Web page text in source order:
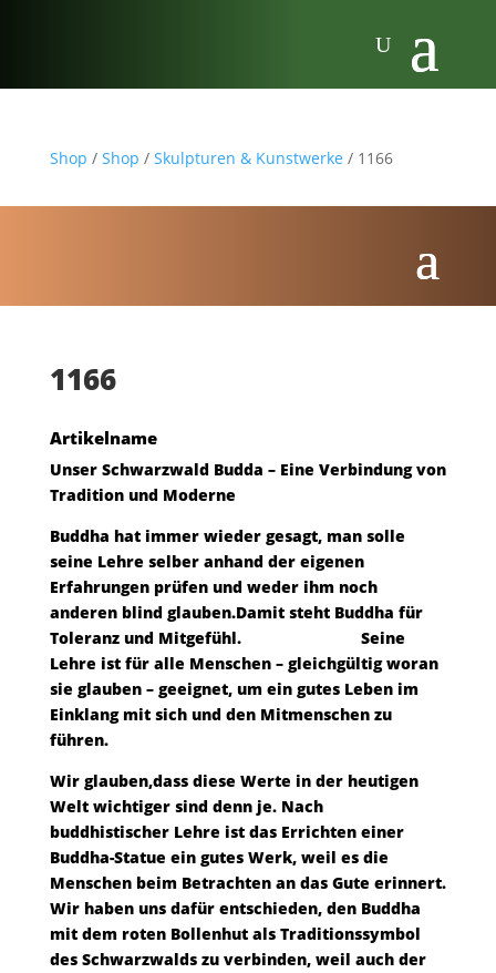
Shop / Shop / Skulpturen & Kunstwerke / 1166
1166
Artikelname
Unser Schwarzwald Budda – Eine Verbindung von
Tradition und Moderne
Buddha hat immer wieder gesagt, man solle
seine Lehre selber anhand der eigenen
Erfahrungen prüfen und weder ihm noch
anderen blind glauben.Damit steht Buddha für
Toleranz und Mitgefühl. Seine
Lehre ist für alle Menschen – gleichgültig woran
sie glauben – geeignet, um ein gutes Leben im
Einklang mit sich und den Mitmenschen zu
führen.
Wir glauben,dass diese Werte in der heutigen
Welt wichtiger sind denn je. Nach
buddhistischer Lehre ist das Errichten einer
Buddha-Statue ein gutes Werk, weil es die
Menschen beim Betrachten an das Gute erinnert.
Wir haben uns dafür entschieden, den Buddha
mit dem roten Bollenhut als Traditionssymbol
des Schwarzwalds zu verbinden, weil auch der